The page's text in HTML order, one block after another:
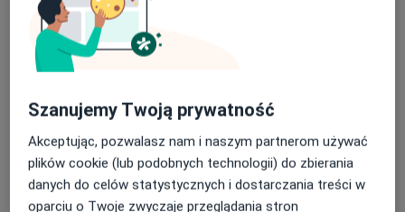
Konsultacja kardiologiczna + EKG
330 zł - 400 zł
Szczegóły
Badanie profilaktyczne niemowląt po
3. m-cu
320 zł
SzczegółyBadanie profilaktyczne niemowląt po
Popularna
Szanujemy Twoją prywatność
Akceptując, pozwalasz nam i naszym partnerom używać
plików cookie (lub podobnych technologii) do zbierania
danych do celów statystycznych i dostarczania treści w
oparciu o Twoje zwyczaje przeglądania stron